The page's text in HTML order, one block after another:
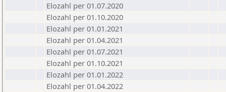
Elozahl per 01.07.2020
Elozahl per 01.10.2020
Elozahl per 01.01.2021
Elozahl per 01.04.2021
Elozahl per 01.07.2021
Elozahl per 01.10.2021
Elozahl per 01.01.2022
Elozahl per 01.04.2022